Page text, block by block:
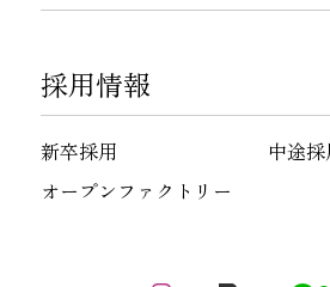
採用情報
新卒採用
中途採
オープンファクトリー